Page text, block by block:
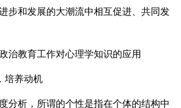
步和发展的大潮流中相互促进、共同发
教育工作对心理学知识的应用
养动机
析，所谓的个性是指在个体的结构中